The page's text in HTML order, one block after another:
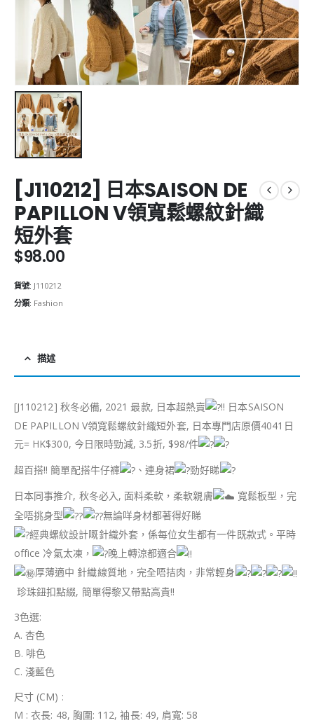
[J110212] 日本SAISON DE
PAPILLON V領寬鬆螺紋針織
短外套
$98.00
貨號: J110212
分類: Fashion
描述
[J110212] 秋冬必備, 2021 最款, 日本超熱賣
!! 日本SAISON
DE PAPILLON V領寬鬆螺紋針織短外套, 日本專門店原價4041日
元= HK$300, 今日限時勁減, 3.5折, $98/件
超百搭!! 簡單配搭牛仔褲
、連身裙
勁好睇
日本同事推介, 秋冬必入, 面料柔軟，柔軟親膚
寬鬆板型，完
全唔挑身型
無論咩身材都著得好睇
經典螺紋設計嘅針織外套，係每位女生都有一件既款式。平時
office 冷氣太凍，
晚上轉涼都適合
厚薄適中 針織線質地，完全唔拮肉，非常輕身
珍珠鈕扣點綴, 簡單得黎又帶點高貴!!
3色選:
A. 杏色
B. 啡色
C. 淺藍色
尺寸 (CM) :
M : 衣長: 48, 胸圍: 112, 袖長: 49, 肩寬: 58